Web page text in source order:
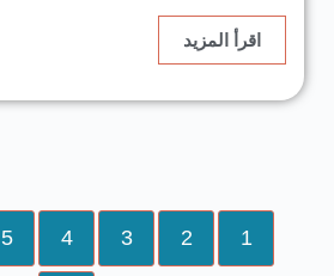
اقرأ المزيد
1
2
3
4
5